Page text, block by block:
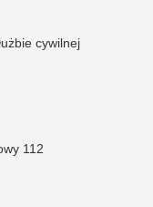
cywilnej
112